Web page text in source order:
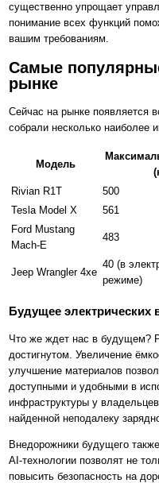
существенно упрощает
понимание всех функций
вашим требованиям.
Самые
рынке
Сейчас на рынке появляется
собрали несколько наиболее
Модель
Rivian R1T
500
Tesla Model X
561
Ford Mustang
Mach-E
483
Jeep Wrangler 4xe
40 (в
режиме)
Будущее электрических
Что же ждет нас в будущем?
достигнутом. Увеличение
улучшение материалов
доступными и удобными в
инфраструктуры у
найденной неподалеку
Внедорожники будущего
AI-технологии позволят не
повысить безопасность на